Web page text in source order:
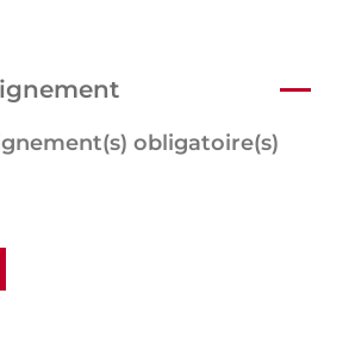
obligatoire(s)